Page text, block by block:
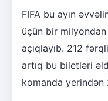
FIFA bu ayın
üçün bir milyondan
açıqlayıb. 212
artıq bu biletləri
komanda